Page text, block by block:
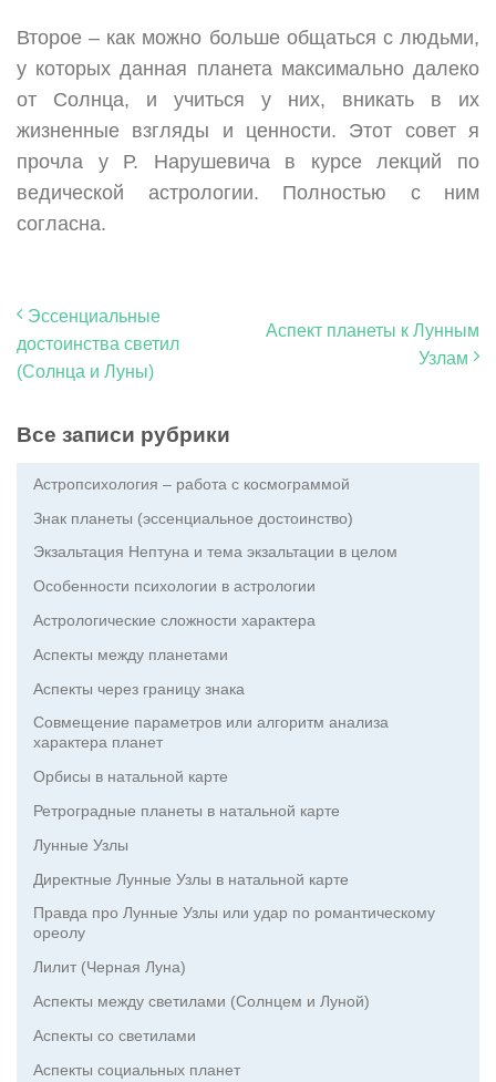
Второе – как можно больше общаться с людьми,
у которых данная планета максимально далеко
от Солнца, и учиться у них, вникать в их
жизненные взгляды и ценности. Этот совет я
прочла у Р. Нарушевича в курсе лекций по
ведической астрологии. Полностью с ним
согласна.
Эссенциальные
достоинства светил
(Солнца и Луны)
Аспект планеты к Лунным
Узлам
Все записи рубрики
Астропсихология – работа с космограммой
Знак планеты (эссенциальное достоинство)
Экзальтация Нептуна и тема экзальтации в целом
Особенности психологии в астрологии
Астрологические сложности характера
Аспекты между планетами
Аспекты через границу знака
Совмещение параметров или алгоритм анализа
характера планет
Орбисы в натальной карте
Ретроградные планеты в натальной карте
Лунные Узлы
Директные Лунные Узлы в натальной карте
Правда про Лунные Узлы или удар по романтическому
ореолу
Лилит (Черная Луна)
Аспекты между светилами (Солнцем и Луной)
Аспекты со светилами
Аспекты социальных планет